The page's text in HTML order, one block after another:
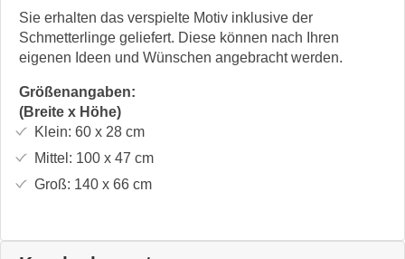
Sie erhalten das verspielte Motiv inklusive der
Schmetterlinge geliefert. Diese können nach Ihren
eigenen Ideen und Wünschen angebracht werden.
Größenangaben:
(Breite x Höhe)
Klein: 60 x 28cm
Mittel: 100 x 47 cm
Groß: 140 x 66cm